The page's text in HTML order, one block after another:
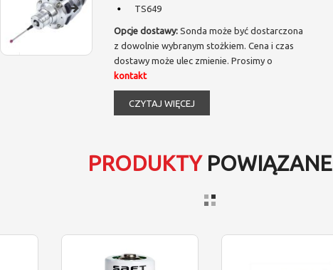
TS649
Opcje dostawy:Sonda może być dostarczona
z dowolnie wybranym stożkiem. Cena i czas
dostawy może ulec zmienie. Prosimy o
kontakt
CZYTAJ WIĘCEJ
PRODUKTYPOWIĄZANE